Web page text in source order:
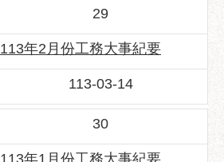
29
113年2月份工務大事紀要
113-03-14
30